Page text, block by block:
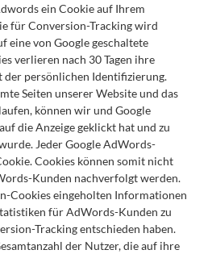
ein Cookie auf Ihrem
für Conversion-Tracking wird
eine von Google geschaltete
verlieren nach 30 Tagen ihre
persönlichen Identifizierung.
Seiten unserer Website und das
können wir und Google
die Anzeige geklickt hat und zu
Jeder Google AdWords-
Cookies können somit nicht
Kunden nachverfolgt werden.
Cookies eingeholten Informationen
für AdWords-Kunden zu
Tracking entschieden haben.
der Nutzer, die auf ihre